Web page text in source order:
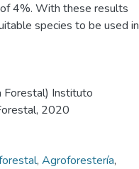
4%. With these results
species to be used in
Forestal) Instituto
2020
, Agroforestería,